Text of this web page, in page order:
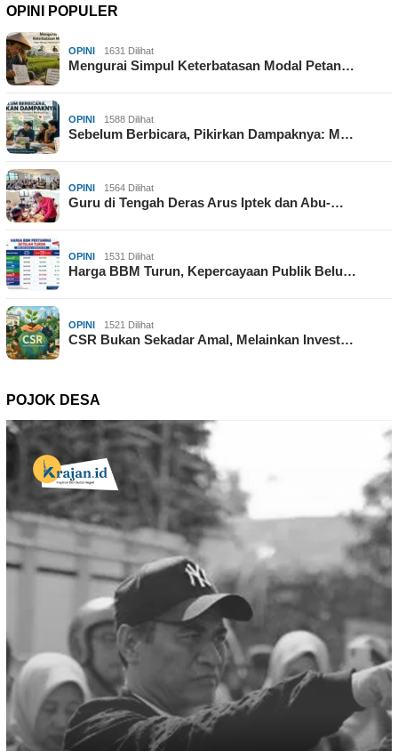
OPINI POPULER
OPINI 1631 Dilihat
Mengurai Simpul Keterbatasan Modal Petan…
OPINI 1588 Dilihat
Sebelum Berbicara, Pikirkan Dampaknya: M…
OPINI 1564 Dilihat
Guru di Tengah Deras Arus Iptek dan Abu-…
OPINI 1531 Dilihat
Harga BBM Turun, Kepercayaan Publik Belu…
OPINI 1521 Dilihat
CSR Bukan Sekadar Amal, Melainkan Invest…
POJOK DESA